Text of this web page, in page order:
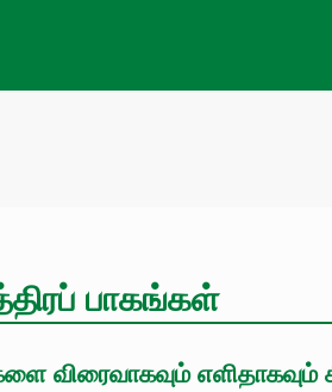
பாகங்கள்
விரைவாகவும் எளிதாகவும்